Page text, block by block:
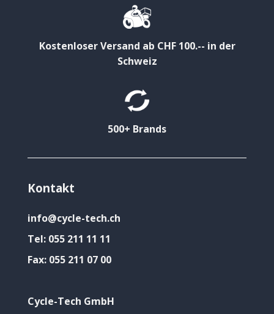
Kostenloser Versand ab CHF 100.-- in der
Schweiz
500+ Brands
Kontakt
info@cycle-tech.ch
Tel: 055 211 11 11
Fax: 055 211 07 00
Cycle-Tech GmbH